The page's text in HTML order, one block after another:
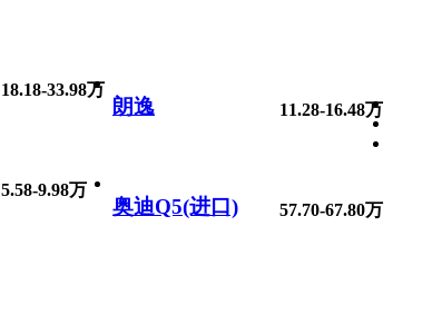
18.18-33.98万
朗逸 11.28-16.48万
5.58-9.98万
奥迪Q5(进口) 57.70-67.80万